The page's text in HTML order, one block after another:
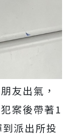
友出氣，
案後帶著1
派出所投